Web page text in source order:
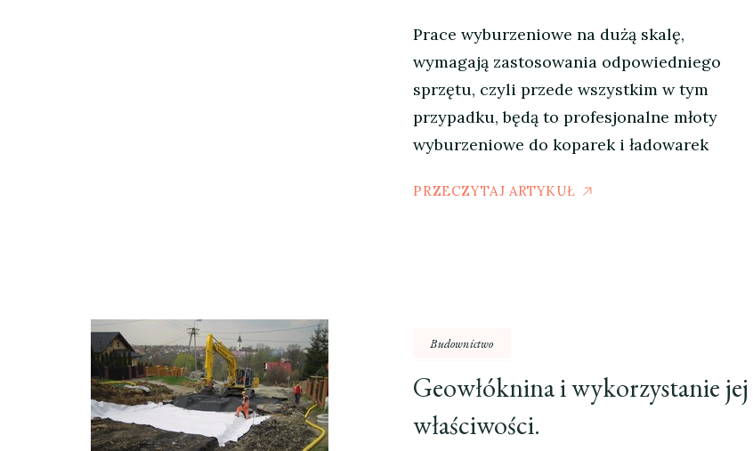
Prace wyburzeniowe na dużą skalę,
wymagają zastosowania odpowiedniego
sprzętu, czyli przede wszystkim w tym
przypadku, będą to profesjonalne młoty
wyburzeniowe do koparek i ładowarek
PRZECZYTAJ ARTYKUŁ
Budownictwo
Geowłóknina i wykorzystanie jej
właściwości.